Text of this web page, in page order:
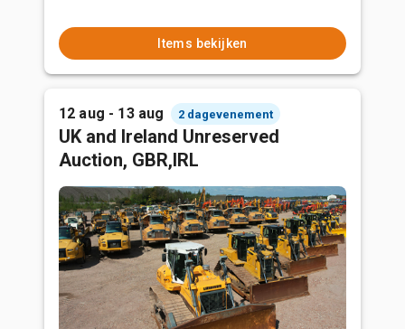
Items bekijken
12 aug - 13 aug 2 dagevenement
UK and Ireland Unreserved
Auction, GBR,IRL